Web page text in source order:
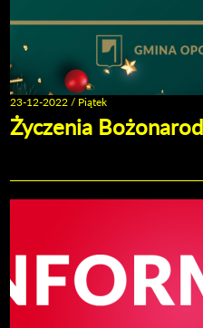
23-12-2022 / Piątek
Życzenia